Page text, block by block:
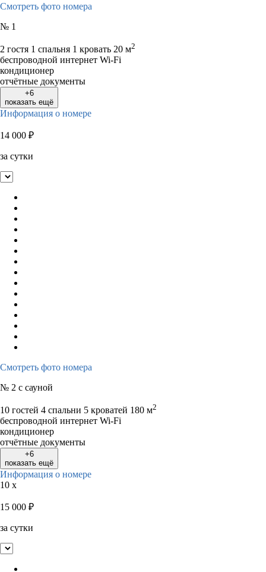
Смотреть фото номера
№ 1
2 гостя 1 спальня 1 кровать 20 м2
беспроводной интернет Wi-Fi
кондиционер
отчётные документы
+6
показать ещё
Информация о номере
14 000 ₽
за сутки
Смотреть фото номера
№ 2 с сауной
10 гостей 4 спальни 5 кроватей 180 м2
беспроводной интернет Wi-Fi
кондиционер
отчётные документы
+6
показать ещё
Информация о номере
10 x
15 000 ₽
за сутки